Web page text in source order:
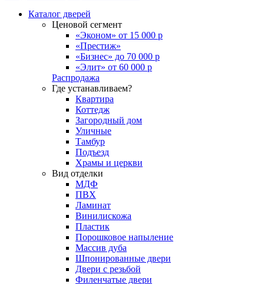
Каталог дверей
Ценовой сегмент
«Эконом» от 15 000 р
«Престиж»
«Бизнес» до 70 000 р
«Элит» от 60 000 р
Распродажа
Где устанавливаем?
Квартира
Коттедж
Загородный дом
Уличные
Тамбур
Подъезд
Храмы и церкви
Вид отделки
МДФ
ПВХ
Ламинат
Винилискожа
Пластик
Порошковое напыление
Массив дуба
Шпонированные двери
Двери с резьбой
Филенчатые двери